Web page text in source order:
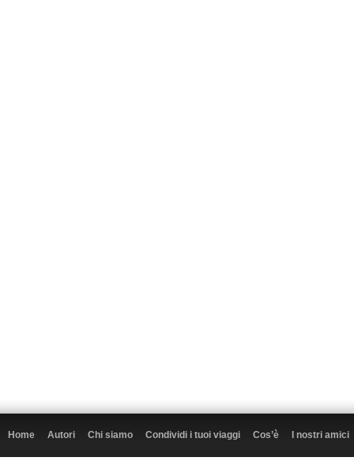
Home Autori Chi siamo Condividi i tuoi viaggi Cos’è I nostri amici